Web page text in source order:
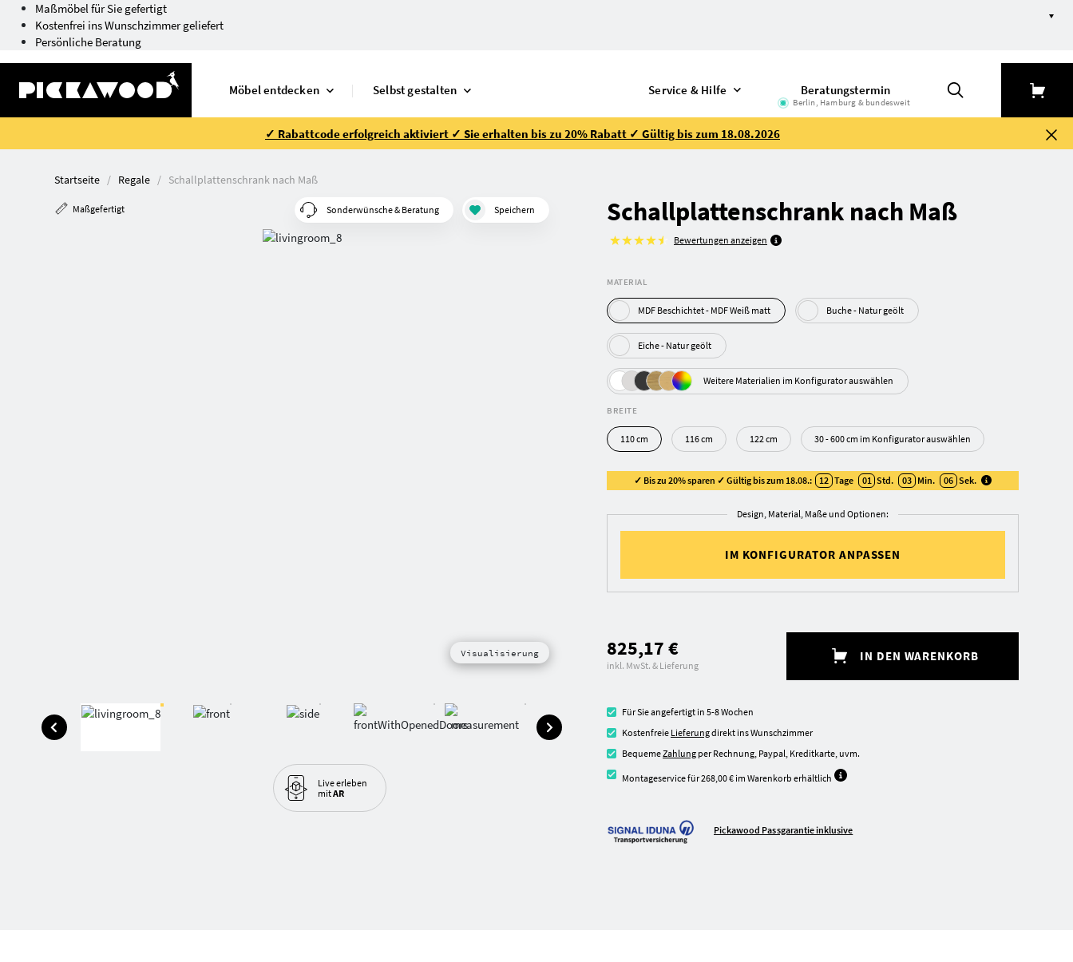
Maßmöbel für Sie gefertigt
Kostenfrei ins Wunschzimmer geliefert
Persönliche Beratung
Möbel entdecken Selbst gestalten Service & Hilfe Beratungstermin
Berlin, Hamburg & bundesweit
✓ Rabattcode erfolgreich aktiviert ✓ Sie erhalten bis zu 20% Rabatt ✓ Gültig bis zum 18.08.2026
Startseite Regale Schallplatten­schrank nach Maß
Maßgefertigt Sonderwünsche & Beratung Speichern
Visualisierung
Live erleben
mitAR
Schallplatten­schrank nach Maß
Bewertungen anzeigen
MATERIAL
MDF Beschichtet - MDF Weiß matt Buche - Natur geölt
Eiche - Natur geölt
Weitere Materialien im Konfigurator auswählen
BREITE
110 cm 116 cm 122 cm 30 - 600 cm im Konfigurator auswählen
✓ Bis zu 20% sparen ✓ Gültig bis zum 18.08.: 12 Tage 01 Std. 03 Min. 06 Sek.
Design, Material, Maße und Optionen:
IM KONFIGURATOR ANPASSEN
825,17 €
inkl. MwSt. & Lieferung
IN DEN WARENKORB
Für Sie angefertigt in 5-8 Wochen
Kostenfreie Lieferungdirekt ins Wunschzimmer
BequemeZahlung per Rechnung, Paypal, Kreditkarte, uvm.
Montageservice für 268,00 € im Warenkorb erhältlich
Pickawood Passgarantie inklusive